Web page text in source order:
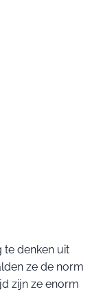
te denken uit
ze de norm
zijn ze enorm